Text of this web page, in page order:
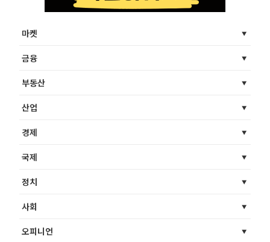
마켓
금융
부동산
산업
경제
국제
정치
사회
오피니언